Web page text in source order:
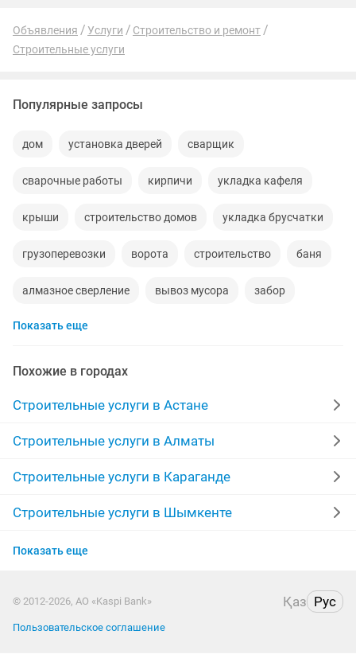
Объявления Услуги
Строительство и ремонт
Строительные услуги
Популярные запросы
дом установка дверей сварщик
сварочные работы кирпичи укладка кафеля
крыши строительство домов укладка брусчатки
грузоперевозки ворота строительство баня
алмазное сверление вывоз мусора забор
строительные работы
бригада отопление беседки
бетонные работы ремонт крыш
строительство коттеджей строители
лестницы укладка ламината бригада строителей
демонтаж
Показать еще
Похожие в городах
Строительные услуги в Астане
Строительные услуги в Алматы
Строительные услуги в Караганде
Строительные услуги в Шымкенте
Строительные услуги в Усть-Каменогорске
Строительные услуги в Костанае
Показать еще
© 2012-2026, АО «Kaspi Bank» Қаз Рус
Пользовательское соглашение